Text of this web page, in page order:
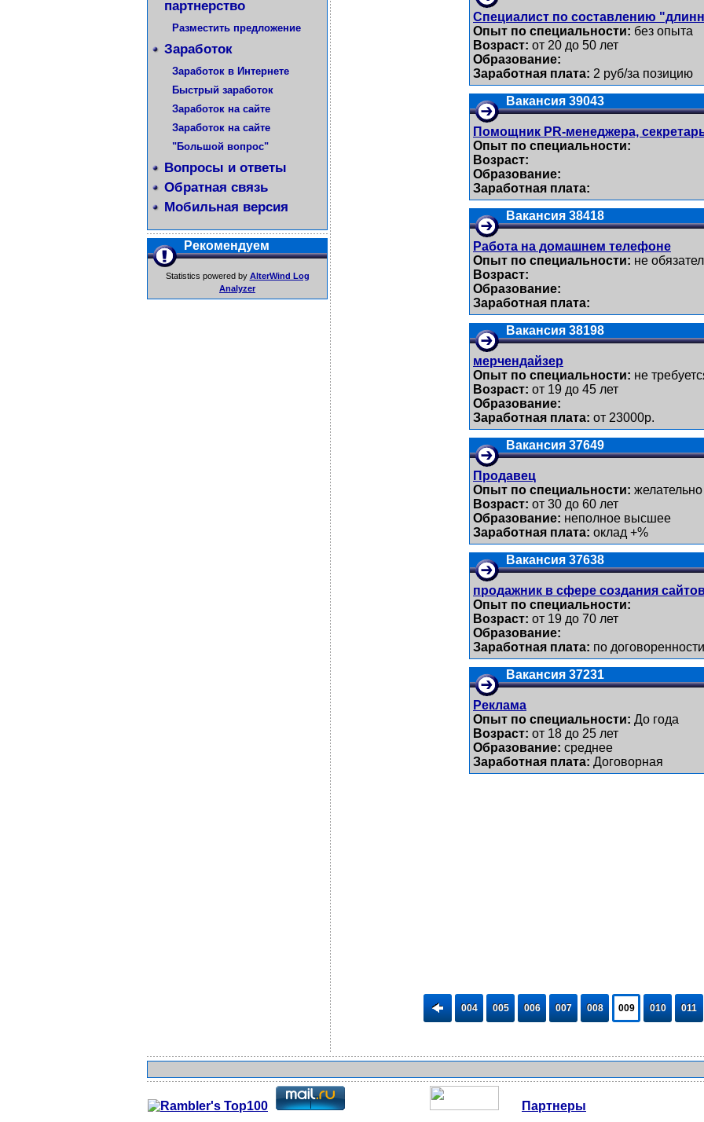
партнерство
Разместить предложение
Заработок
Заработок в Интернете
Быстрый заработок
Заработок на сайте
Заработок на сайте
"Большой вопрос"
Вопросы и ответы
Обратная связь
Мобильная версия
Рекомендуем
Statistics powered by AlterWind Log
Analyzer
Специалист по составлению
Опыт по специальности: без опыта
Возраст: от 20 до 50 лет
Образование:
Заработная плата: 2 руб/за позицию
Вакансия 39043
Помощник PR-менеджера,
Опыт по специальности:
Возраст:
Образование:
Заработная плата:
Вакансия 38418
Работа на домашнем телефоне
Опыт по специальности: не
Возраст:
Образование:
Заработная плата:
Вакансия 38198
мерчендайзер
Опыт по специальности: не
Возраст: от 19 до 45 лет
Образование:
Заработная плата: от 23000р.
Вакансия 37649
Продавец
Опыт по специальности: желательно
Возраст: от 30 до 60 лет
Образование: неполное высшее
Заработная плата: оклад +%
Вакансия 37638
продажник в сфере создания
Опыт по специальности:
Возраст: от 19 до 70 лет
Образование:
Заработная плата: по договоренности
Вакансия 37231
Реклама
Опыт по специальности: До года
Возраст: от 18 до 25 лет
Образование: среднее
Заработная плата: Договорная
004 005 006 007 008 009 010 011
Партнеры